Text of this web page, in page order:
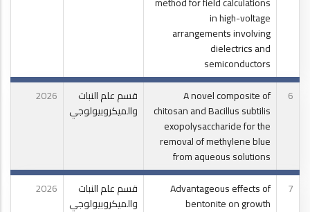
in high-voltage
arrangements involving
dielectrics and
semiconductors
6
A novel composite of
chitosan and Bacillus subtilis
exopolysaccharide for the
removal of methylene blue
from aqueous solutions
قسم علم النبات
والميكروبيولوجي
2026
7
Advantageous effects of
bentonite on growth
قسم علم النبات
والميكروبيولوجي
2026